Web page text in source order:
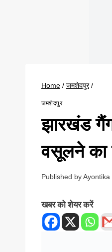
Home / जमशेदपुर /
जमशेदपुर
झारखंड
वसूलने का
Published by Ayontika
खबर को शेयर करें